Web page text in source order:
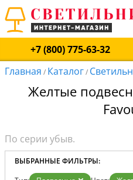
+7 (800) 775-63-32
Главная / Каталог/
Желтые
ВЫБРАННЫЕ ФИЛЬТРЫ: